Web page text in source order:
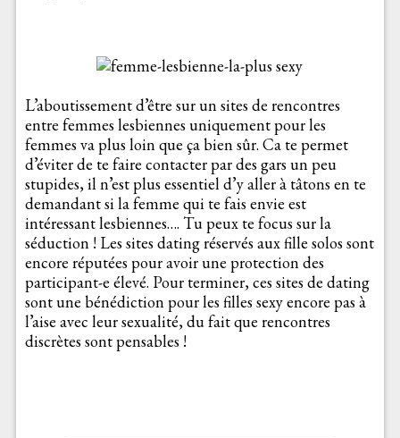
L’aboutissement d’être sur un sites de rencontres
entre femmes lesbiennes uniquement pour les
femmes va plus loin que ça bien sûr. Ca te permet
d’éviter de te faire contacter par des gars un peu
stupides, il n’est plus essentiel d’y aller à tâtons en te
demandant si la femme qui te fais envie est
intéressant lesbiennes…. Tu peux te focus sur la
séduction ! Les sites dating réservés aux fille solos sont
encore réputées pour avoir une protection des
participant-e élevé. Pour terminer, ces sites de dating
sont une bénédiction pour les filles sexy encore pas à
l’aise avec leur sexualité, du fait que rencontres
discrètes sont pensables !